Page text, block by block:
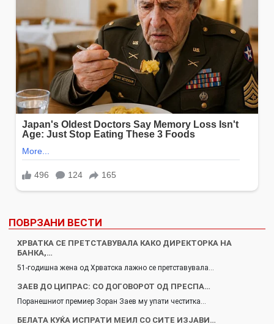
ПОВРЗАНИ ВЕСТИ
ХРВАТКА СЕ ПРЕТСТАВУВАЛА КАКО ДИРЕКТОРКА НА
БАНКА,…
51-годишна жена од Хрватска лажно се претставувала…
ЗАЕВ ДО ЦИПРАС: СО ДОГОВОРОТ ОД ПРЕСПА…
Поранешниот премиер Зоран Заев му упати честитка…
БЕЛАТА КУЌА ИСПРАТИ МЕИЛ СО СИТЕ ИЗЈАВИ…